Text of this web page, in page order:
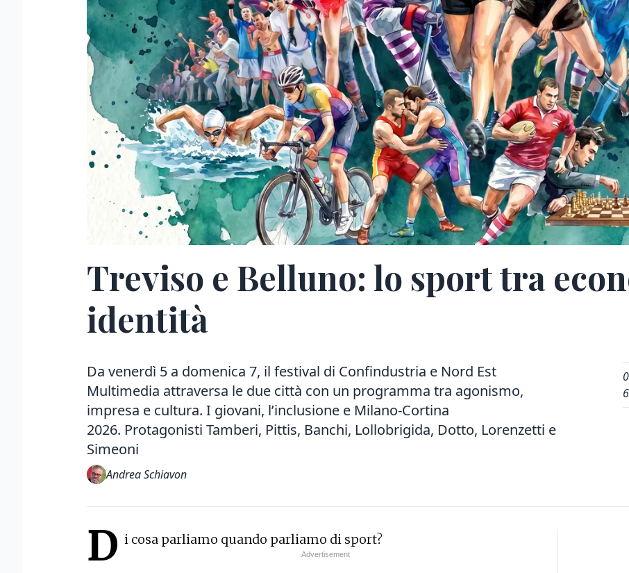
Treviso e Belluno: lo sport tra
identità
Da venerdì 5 a domenica 7, il festival di Confindustria e Nord Est
Multimedia attraversa le due città con un programma tra agonismo,
impresa e cultura. I giovani, l’inclusione e Milano-Cortina
2026. Protagonisti Tamberi, Pittis, Banchi, Lollobrigida, Dotto, Lorenzetti e
Simeoni
Andrea Schiavon
6
D i cosa parliamo quando parliamo di sport?